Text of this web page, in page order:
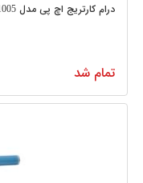
درام کارتریج اچ پی مدل 1005
تمام شد